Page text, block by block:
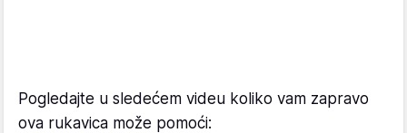
Pogledajte u sledećem videu koliko vam zapravo
ova rukavica može pomoći: